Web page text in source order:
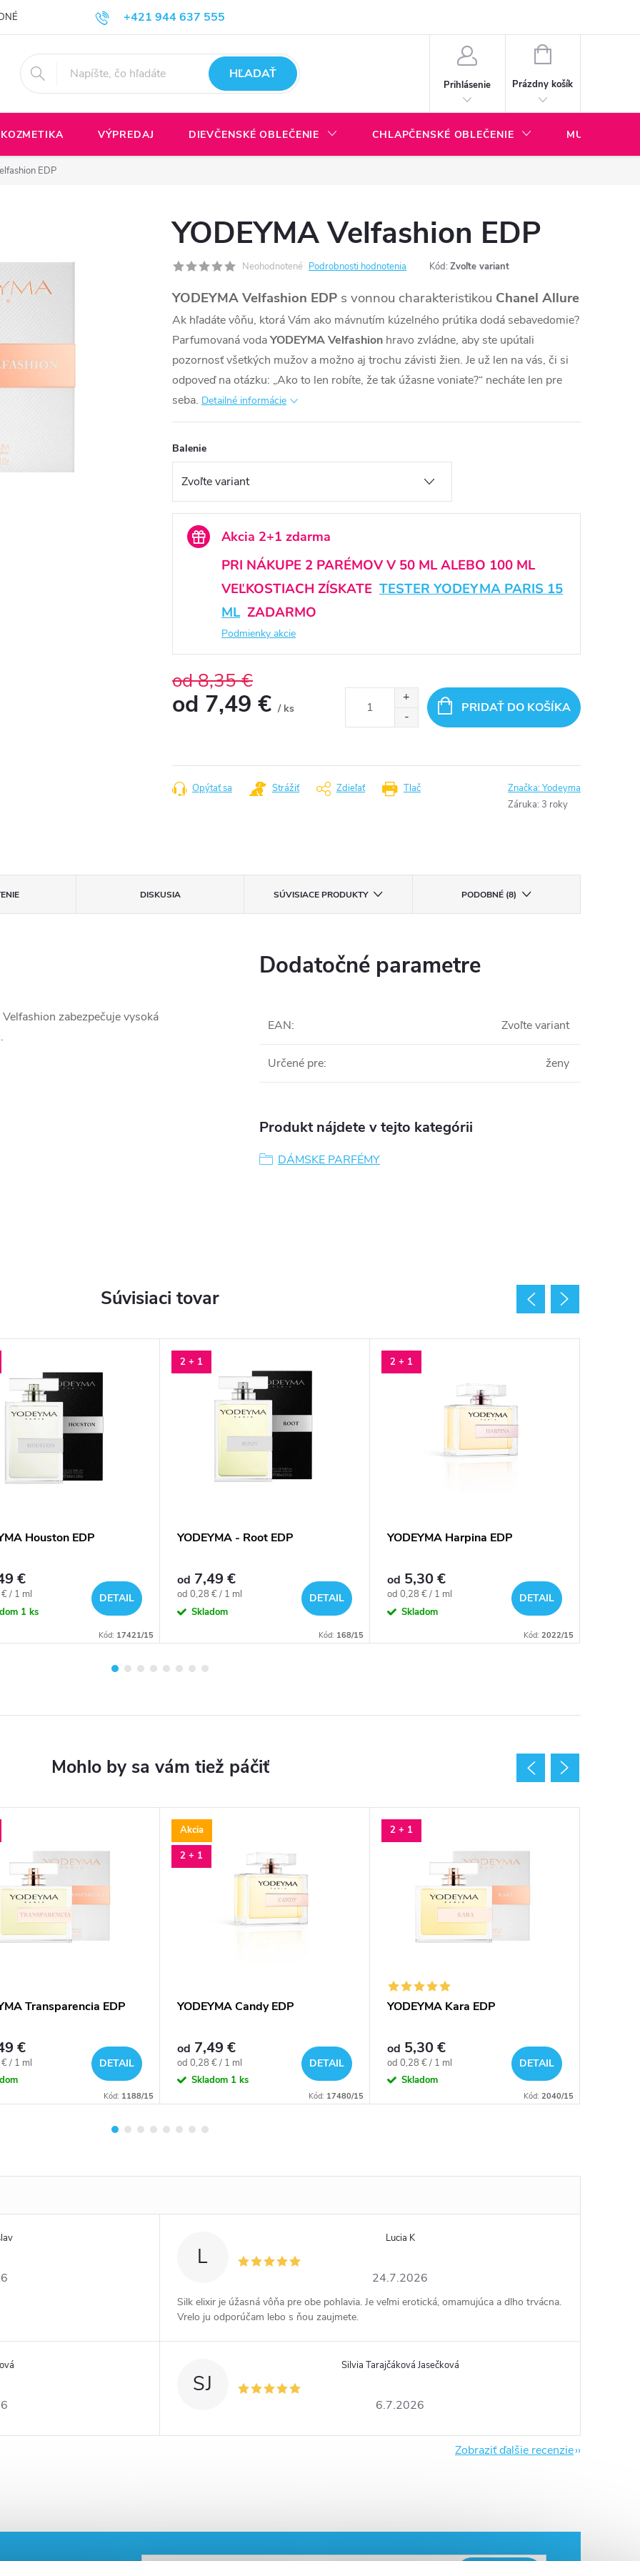
+421 944 637 555
PODMIENKY Formulár na odstúpenie do zmluvy
HĽADAŤ
Prihlásenie
NÁKUPNÝ
Prázdny košík
KOZMETIKA VÝPREDAJ DIEVČENSKÉ OBLEČENIE CHLAPČENSKÉ OBLEČENIE MULTI
EDP
YODEYMA Velfashion EDP
Neohodnotené Podrobnosti hodnotenia Kód: Zvoľte variant
YODEYMA Velfashion EDP s vonnou charakteristikou Chanel Allure
Ak hľadáte vôňu, ktorá Vám ako mávnutím kúzelného prútika dodá sebavedomie?
Parfumovaná vodaYODEYMA Velfashion hravo zvládne, aby ste upútali
pozornosť všetkých mužov a možno aj trochu závisti žien. Je už len na vás, či si
odpoveď na otázku: „Ako to len robíte, že tak úžasne voniate?“ necháte len pre
seba. Detailné informácie
Balenie
Akcia 2+1 zdarma
PRI NÁKUPE 2 PARÉMOV V 50 ML ALEBO 100 ML
VEĽKOSTIACH ZÍSKATE TESTER YODEYMA PARIS 15
ML ZADARMO
Podmienky akcie
od 8,35 €
od 7,49 € / ks
PRIDAŤ DO KOŠÍKA
Tlač
Opýtať sa Strážiť Zdieľať Značka:Yodeyma
Záruka: 3 roky
DISKUSIA SÚVISIACE PRODUKTY PODOBNÉ (8)
zabezpečuje vysoká
Dodatočné parametre
EAN: Zvoľte variant
Určené pre: ženy
Produkt nájdete v tejto kategórii
DÁMSKE PARFÉMY
Súvisiaci tovar
Houston EDP
€
/ 1 ml
1 ks
DETAIL
Kód: 17421/15
2 + 1
YODEYMA - Root EDP
od 7,49 €
Jednotková
cena:
od 0,28 € / 1 ml
Skladom
DETAIL
Kód: 168/15
2 + 1
YODEYMA Harpina EDP
od 5,30 €
Jednotková
cena:
od 0,28 € / 1 ml
Skladom
DETAIL
Kód: 2022/15
Transparencia EDP
€
/ 1 ml
DETAIL
Kód: 1188/15
Akcia
2 + 1
YODEYMA Candy EDP
od 7,49 €
Jednotková
cena:
od 0,28 € / 1 ml
Skladom 1 ks
DETAIL
Kód: 17480/15
2 + 1
YODEYMA Kara EDP
od 5,30 €
Jednotková
cena:
od 0,28 € / 1 ml
Skladom
DETAIL
Kód: 2040/15
L
Lucia K
24.7.2026
Silk elixir je úžasná vôňa pre obe pohlavia. Je veľmi erotická, omamujúca a dlho trvácna.
Vrelo ju odporúčam lebo s ňou zaujmete.
SJ
Silvia Tarajčáková Jasečková
6.7.2026
Zobraziť ďalšie recenzie